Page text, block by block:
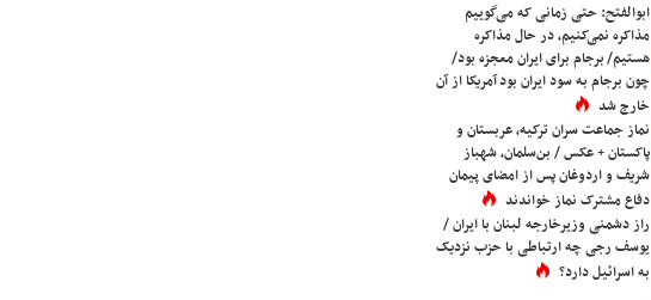
ابوالفتح: حتی زمانی که می‌گوییم
مذاکره نمی‌کنیم، در حال مذاکره
هستیم/ برجام برای ایران معجزه بود/
چون برجام به سود ایران بود آمریکا از آن
خارج شد
نماز جماعت سران ترکیه، عربستان و
پاکستان + عکس / بن‌سلمان، شهباز
شریف و اردوغان پس از امضای پیمان
دفاع مشترک نماز خواندند
راز دشمنی وزیرخارجه لبنان با ایران /
یوسف رجی چه ارتباطی با حزب نزدیک
به اسرائیل دارد؟